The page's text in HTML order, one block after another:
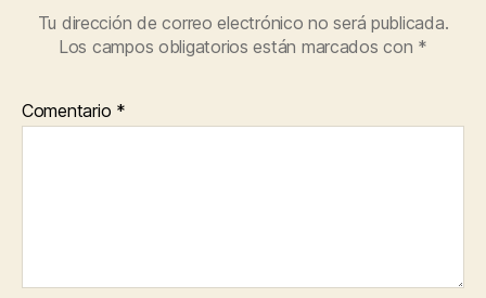
Tu dirección de correo electrónico no será publicada.
Los campos obligatorios están marcados con *
Comentario *